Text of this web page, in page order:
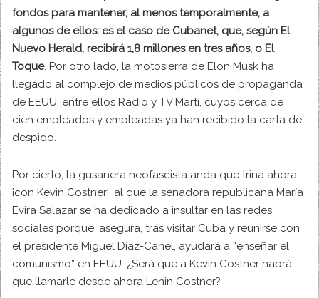
fondos para mantener, al menos temporalmente, a
algunos de ellos: es el caso de Cubanet, que, según El
Nuevo Herald, recibirá 1,8 millones en tres años, o El
Toque. Por otro lado, la motosierra de Elon Musk ha
llegado al complejo de medios públicos de propaganda
de EEUU, entre ellos Radio y TV Martí, cuyos cerca de
cien empleados y empleadas ya han recibido la carta de
despido.
Por cierto, la gusanera neofascista anda que trina ahora
¡con Kevin Costner!, al que la senadora republicana María
Evira Salazar se ha dedicado a insultar en las redes
sociales porque, asegura, tras visitar Cuba y reunirse con
el presidente Miguel Díaz-Canel, ayudará a “enseñar el
comunismo” en EEUU. ¿Será que a Kevin Costner habrá
que llamarle desde ahora Lenin Costner?